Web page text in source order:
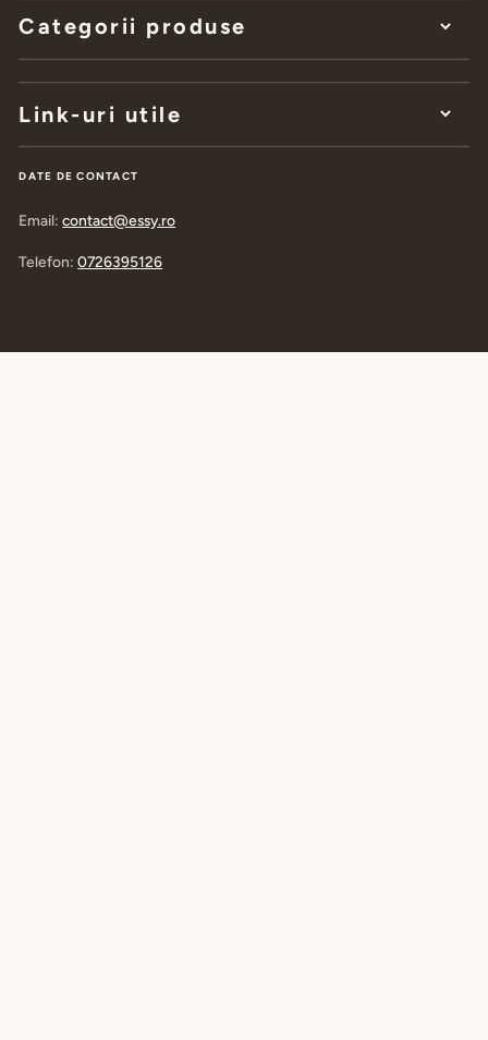
Categorii produse
Link-uri utile
DATE DE CONTACT
Email:contact@essy.ro
Telefon:0726395126